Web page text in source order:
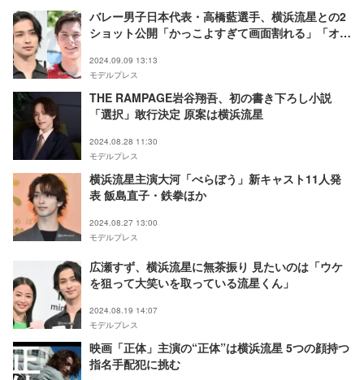
バレー男子日本代表・高橋藍選手、横浜流星との2
ショット公開「かっこよすぎて画面割れる」「オー
2024.09.09 13:13
モデルプレス
THE RAMPAGE岩谷翔吾、初の書き下ろし小説
「選択」敢行決定 原案は横浜流星
2024.08.28 11:30
モデルプレス
横浜流星主演大河「べらぼう」新キャスト11人発
表 飯島直子・鉄拳ほか
2024.08.27 13:00
モデルプレス
広瀬すず、横浜流星に無茶振り 見たいのは「ウケ
を狙って大笑いを取っている流星くん」
2024.08.19 14:07
モデルプレス
映画「正体」主演の“正体”は横浜流星 5つの顔持つ
指名手配犯に挑む